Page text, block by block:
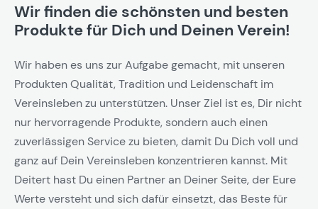
Wir finden die schönsten und besten
Produkte für Dich und Deinen Verein!
Wir haben es uns zur Aufgabe gemacht, mit unseren
Produkten Qualität, Tradition und Leidenschaft im
Vereinsleben zu unterstützen. Unser Ziel ist es, Dir nicht
nur hervorragende Produkte, sondern auch einen
zuverlässigen Service zu bieten, damit Du Dich voll und
ganz auf Dein Vereinsleben konzentrieren kannst. Mit
Deitert hast Du einen Partner an Deiner Seite, der Eure
Werte versteht und sich dafür einsetzt, das Beste für